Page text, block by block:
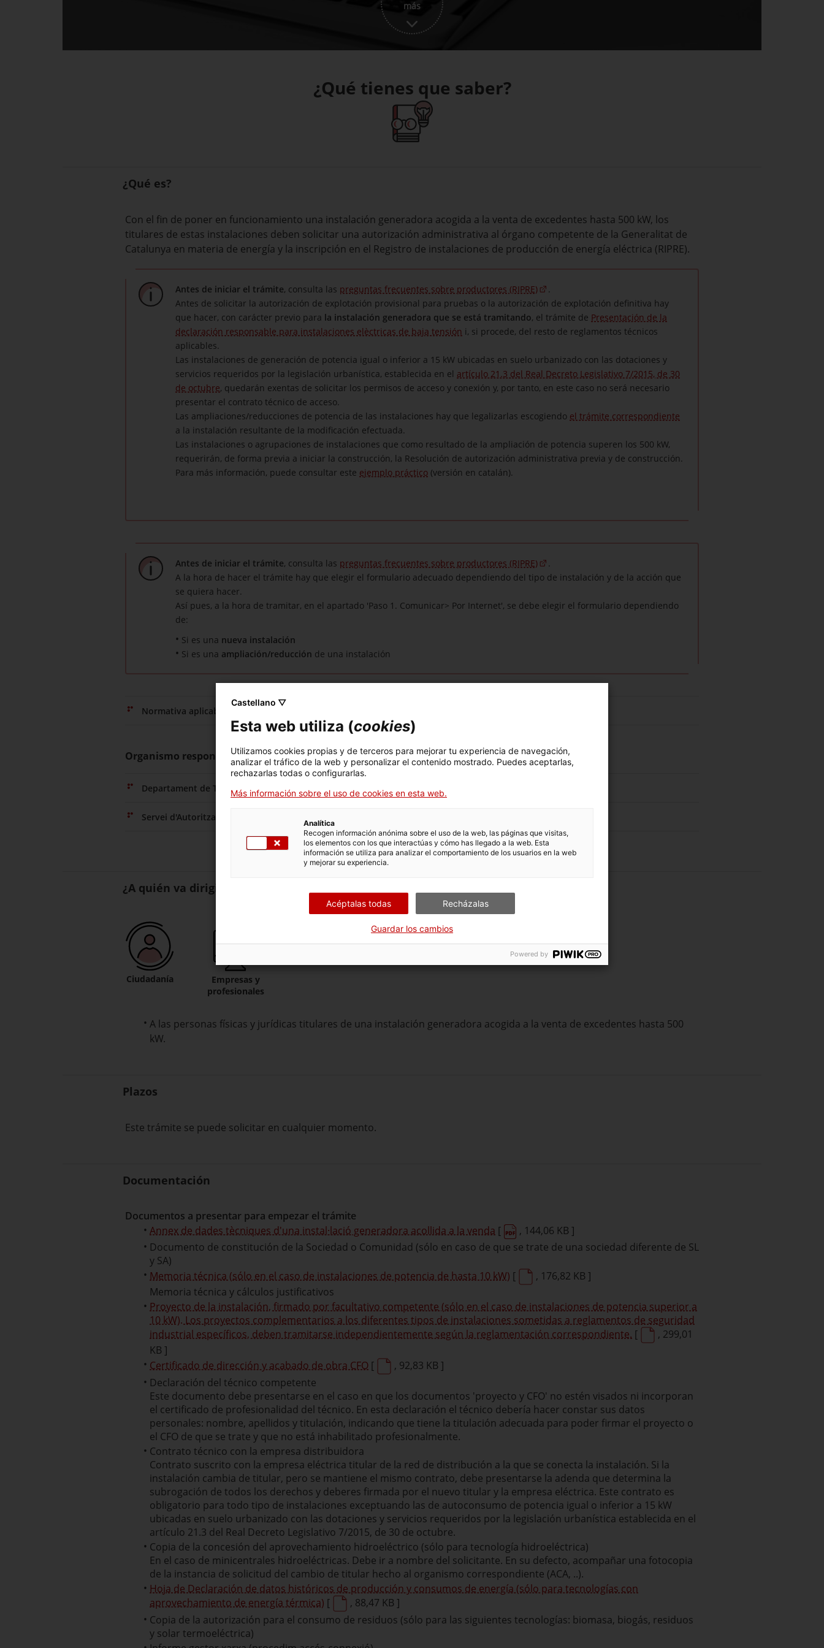
más
¿Qué tienes que saber?
¿Qué es?
Con el fin de poner en funcionamiento una instalación generadora acogida a la venta de excedentes hasta 500 kW, los
titulares de estas instalaciones deben solicitar una autorización administrativa al órgano competente de la Generalitat de
Catalunya en materia de energía y la inscripción en el Registro de instalaciones de producción de energía eléctrica (RIPRE).
Antes de iniciar el trámite, consulta las preguntas frecuentes sobre productores (RIPRE)
.
Antes de solicitar la autorización de explotación provisional para pruebas o la autorización de explotación definitiva hay
que hacer, con carácter previo para la instalación generadora que se está tramitando, el trámite de Presentación de la
declaración responsable para instalaciones elèctricas de baja tensión i, si procede, del resto de reglamentos técnicos
aplicables.
Las instalaciones de generación de potencia igual o inferior a 15 kW ubicadas en suelo urbanizado con las dotaciones y
servicios requeridos por la legislación urbanística, establecida en el artículo 21.3 del Real Decreto Legislativo 7/2015, de 30
de octubre, quedarán exentas de solicitar los permisos de acceso y conexión y, por tanto, en este caso no será necesario
presentar el contrato técnico de acceso.
Las ampliaciones/reducciones de potencia de las instalaciones hay que legalizarlas escogiendo el trámite correspondiente
a la instalación resultante de la modificación efectuada.
Las instalaciones o agrupaciones de instalaciones que como resultado de la ampliación de potencia superen los 500 kW,
requerirán, de forma previa a iniciar la construcción, la Resolución de autorización administrativa previa y de construcción.
Para más información, puede consultar este ejemplo práctico (versión en catalán).
Antes de iniciar el trámite, consulta las preguntas frecuentes sobre productores (RIPRE)
.
A la hora de hacer el trámite hay que elegir el formulario adecuado dependiendo del tipo de instalación y de la acción que
se quiera hacer.
Así pues, a la hora de tramitar, en el apartado 'Paso 1. Comunicar> Por Internet', se debe elegir el formulario dependiendo
de:
Si es una nueva instalación
Si es una ampliación/reducción de una instalación
Normativa aplicable
Organismo responsable
Departament de Territori, Habitatge i Transició Ecològica
Servei d'Autorització d'Instal·lacions Elèctriques de Producció
¿A quién va dirigido?
Ciudadanía
Empresas y
profesionales
A las personas físicas y jurídicas titulares de una instalación generadora acogida a la venta de excedentes hasta 500
kW.
Plazos
Este trámite se puede solicitar en cualquier momento.
Documentación
Documentos a presentar para empezar el trámite
Annex de dades tècniques d'una instal·lació generadora acollida a la venda [
, 144,06 KB ]
Documento de constitución de la Sociedad o Comunidad (sólo en caso de que se trate de una sociedad diferente de SL
y SA)
Memoria técnica (sólo en el caso de instalaciones de potencia de hasta 10 kW) [
, 176,82 KB ]
Memoria técnica y cálculos justificativos
Proyecto de la instalación, firmado por facultativo competente (sólo en el caso de instalaciones de potencia superior a
10 kW). Los proyectos complementarios a los diferentes tipos de instalaciones sometidas a reglamentos de seguridad
industrial específicos, deben tramitarse independientemente según la reglamentación correspondiente. [
, 299,01
KB ]
Certificado de dirección y acabado de obra CFO [
, 92,83 KB ]
Declaración del técnico competente
Este documento debe presentarse en el caso en que los documentos 'proyecto y CFO' no estén visados ni incorporan
el certificado de profesionalidad del técnico. En esta declaración el técnico debería hacer constar sus datos
personales: nombre, apellidos y titulación, indicando que tiene la titulación adecuada para poder firmar el proyecto o
el CFO de que se trate y que no está inhabilitado profesionalmente.
Contrato técnico con la empresa distribuidora
Contrato suscrito con la empresa eléctrica titular de la red de distribución a la que se conecta la instalación. Si la
instalación cambia de titular, pero se mantiene el mismo contrato, debe presentarse la adenda que determina la
subrogación de todos los derechos y deberes firmada por el nuevo titular y la empresa eléctrica. Este contrato es
obligatorio para todo tipo de instalaciones exceptuando las de autoconsumo de potencia igual o inferior a 15 kW
ubicadas en suelo urbanizado con las dotaciones y servicios requeridos por la legislación urbanística establecida en el
artículo 21.3 del Real Decreto Legislativo 7/2015, de 30 de octubre.
Copia de la concesión del aprovechamiento hidroeléctrico (sólo para tecnología hidroeléctrica)
En el caso de minicentrales hidroeléctricas. Debe ir a nombre del solicitante. En su defecto, acompañar una fotocopia
de la instancia de solicitud del cambio de titular hecho al organismo correspondiente (ACA, ..).
Hoja de Declaración de datos históricos de producción y consumos de energía (sólo para tecnologías con
aprovechamiento de energía térmica) [
, 88,47 KB ]
Copia de la autorización para el consumo de residuos (sólo para las siguientes tecnologías: biomasa, biogás, residuos
y solar termoeléctrica)
Castellano ▽
Esta web utiliza (cookies)
Utilizamos cookies propias y de terceros para mejorar tu experiencia de navegación,
analizar el tráfico de la web y personalizar el contenido mostrado. Puedes aceptarlas,
rechazarlas todas o configurarlas.
Más información sobre el uso de cookies en esta web.
Analítica
Recogen información anónima sobre el uso de la web, las páginas que visitas,
los elementos con los que interactúas y cómo has llegado a la web. Esta
información se utiliza para analizar el comportamiento de los usuarios en la web
y mejorar su experiencia.
Acéptalas todas Recházalas
Guardar los cambios
Powered by